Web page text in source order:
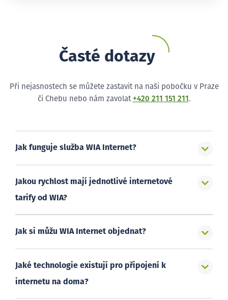
Časté dotazy
Při nejasnostech se můžete zastavit na naši pobočku v Praze
či Chebu nebo nám zavolat +420 211 151 211 .
Jak funguje služba WIA Internet?
Jakou rychlost mají jednotlivé internetové
tarify od WIA?
Jak si můžu WIA Internet objednat?
Jaké technologie existují pro připojení k
internetu na doma?